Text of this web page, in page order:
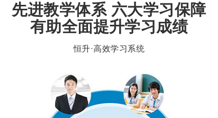
先进教学体系 六大学习保障
有助全面提升学习成绩
恒升·高效学习系统